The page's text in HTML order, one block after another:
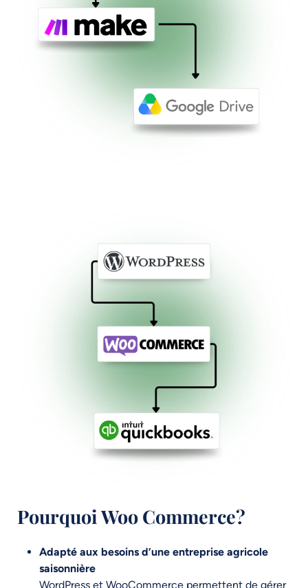
Pourquoi Woo Commerce?
Adapté aux besoins d’une entreprise agricole
saisonnière
WordPress et WooCommerce permettent de gérer